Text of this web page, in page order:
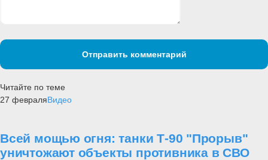
Отправить комментарий
Читайте по теме
27 февраляВидео
Всей мощью огня: танки Т-90 "Прорыв"
уничтожают объекты противника в СВО